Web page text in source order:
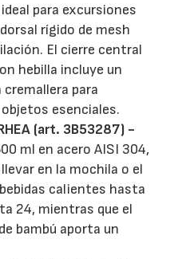
para excursiones
rígido de mesh
El cierre central
hebilla incluye un
para
esenciales.
(art. 3B53287) -
ml en acero AISI 304,
en la mochila o el
calientes hasta
24, mientras que el
bambú aporta un